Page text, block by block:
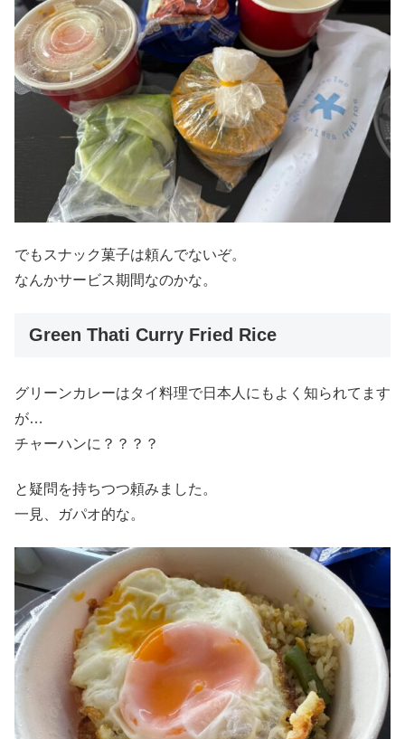
でもスナック菓子は頼んでないぞ。
なんかサービス期間なのかな。
Green Thati Curry Fried Rice
グリーンカレーはタイ料理で日本人にもよく知られてます
が…
チャーハンに？？？？
と疑問を持ちつつ頼みました。
一見、ガパオ的な。